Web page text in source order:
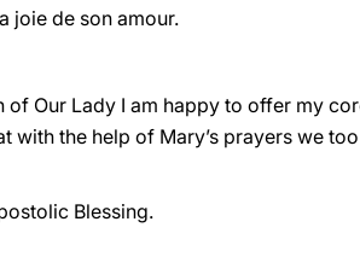
joie de son amour.
of Our Lady I am happy to offer my
with the help of Mary’s prayers we
Blessing.